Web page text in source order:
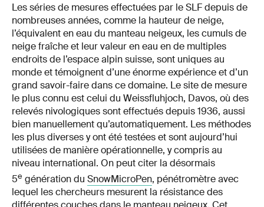
Les séries de mesures effectuées par le SLF depuis de
nombreuses années, comme la hauteur de neige,
l’équivalent en eau du manteau neigeux, les cumuls de
neige fraîche et leur valeur en eau en de multiples
endroits de l’espace alpin suisse, sont uniques au
monde et témoignent d’une énorme expérience et d’un
grand savoir-faire dans ce domaine. Le site de mesure
le plus connu est celui du Weissfluhjoch, Davos, où des
relevés nivologiques sont effectués depuis 1936, aussi
bien manuellement qu’automatiquement. Les méthodes
les plus diverses y ont été testées et sont aujourd’hui
utilisées de manière opérationnelle, y compris au
niveau international. On peut citer la désormais
5e génération du SnowMicroPen, pénétromètre avec
lequel les chercheurs mesurent la résistance des